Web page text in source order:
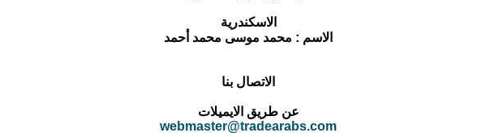
الاسكندرية
الاسم : محمد موسى محمد أحمد
الاتصال بنا
عن طريق الايميلات
webmaster@tradearabs.com